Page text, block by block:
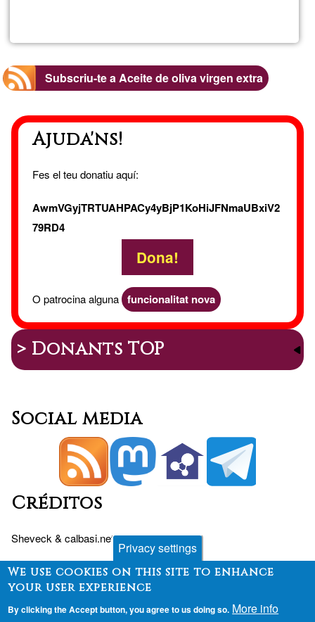
Subscriu-te a Aceite de oliva virgen extra
Ajuda'ns!
Fes el teu donatiu aquí:
AwmVGyjTRTUAHPACy4yBjP1KoHiJFNmaUBxiV2
79RD4
Dona!
O patrocina alguna funcionalitat nova
> Donants TOP
Social media
Créditos
Sheveck&calbasi.net+Drupal
Peu Contact Fòrum
Privacy settings
We use cookies on this site to enhance
your user experience
By clicking the Accept button, you agree to us doing so. More info